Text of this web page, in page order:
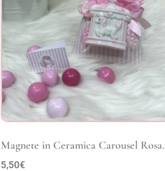
Magnete in Ceramica Carousel Rosa.
5,50€